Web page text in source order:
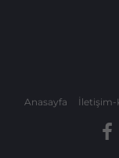
Anasayfa İletişim-